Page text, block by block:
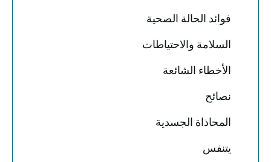
فوائد الحالة الصحية
السلامة والاحتياطات
الأخطاء الشائعة
نصائح
المحاذاة الجسدية
يتنفس